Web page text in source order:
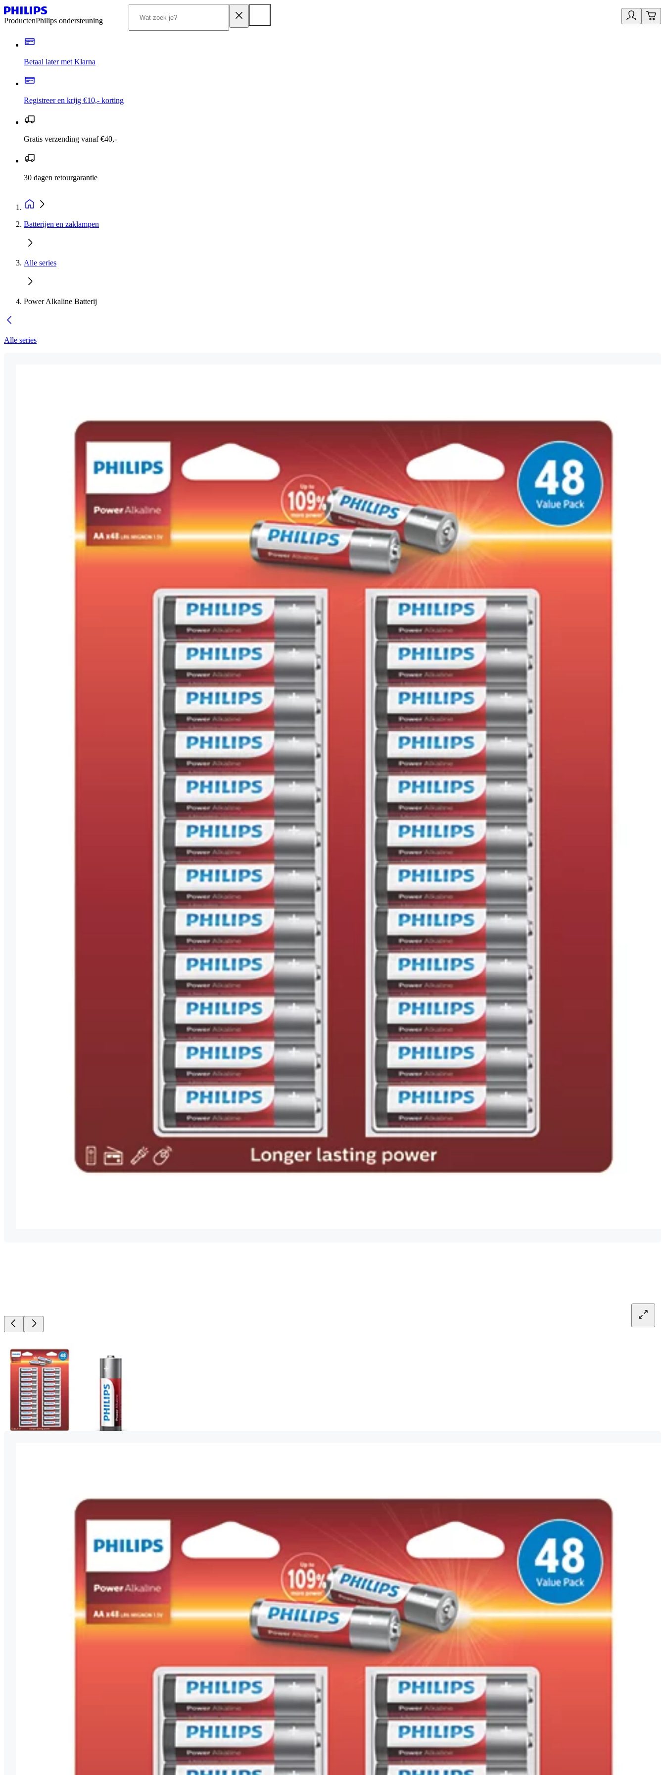
ProductenPhilips ondersteuning
Betaal later met Klarna
Registreer en krijg €10,- korting
Gratis verzending vanaf €40,-
30 dagen retourgarantie
Batterijen en zaklampen
Alle series
Power Alkaline Batterij
Alle series